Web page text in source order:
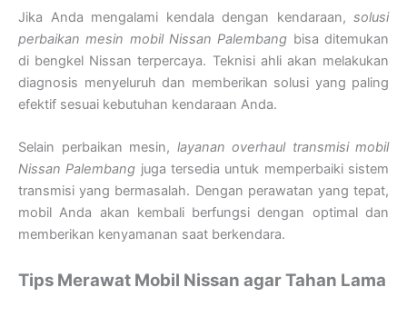
Jika Anda mengalami kendala dengan kendaraan, solusi
perbaikan mesin mobil Nissan Palembang bisa ditemukan
di bengkel Nissan terpercaya. Teknisi ahli akan melakukan
diagnosis menyeluruh dan memberikan solusi yang paling
efektif sesuai kebutuhan kendaraan Anda.
Selain perbaikan mesin, layanan overhaul transmisi mobil
Nissan Palembang juga tersedia untuk memperbaiki sistem
transmisi yang bermasalah. Dengan perawatan yang tepat,
mobil Anda akan kembali berfungsi dengan optimal dan
memberikan kenyamanan saat berkendara.
Tips Merawat Mobil Nissan agar Tahan Lama